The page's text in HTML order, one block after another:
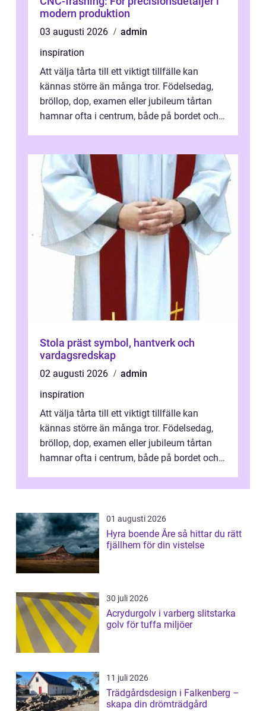
modern produktion
03 augusti 2026
admin
inspiration
Att välja tårta till ett viktigt tillfälle kan
kännas större än många tror. Födelsedag,
bröllop, dop, examen eller jubileum tårtan
hamnar ofta i centrum, både på bordet och i
Stola präst symbol, hantverk och
vardagsredskap
02 augusti 2026
admin
inspiration
Att välja tårta till ett viktigt tillfälle kan
kännas större än många tror. Födelsedag,
bröllop, dop, examen eller jubileum tårtan
hamnar ofta i centrum, både på bordet och i
01 augusti 2026
Hyra boende Åre så hittar du rätt
fjällhem för din vistelse
30 juli 2026
Acrydurgolv i varberg slitstarka
golv för tuffa miljöer
11 juli 2026
Trädgårdsdesign i Falkenberg –
skapa din drömträdgård